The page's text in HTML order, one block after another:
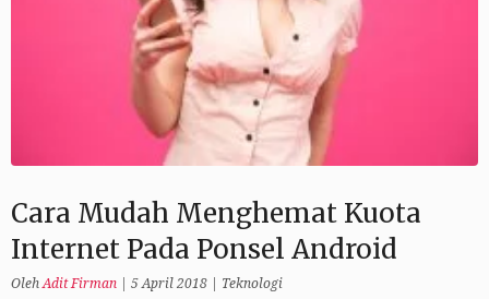
Cara Mudah Menghemat Kuota
Internet Pada Ponsel Android
OlehAdit Firman 5 April 2018 Teknologi